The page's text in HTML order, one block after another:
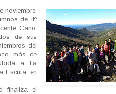
noviembre,
de 4º
Cano,
de sus
del
más de
a La
Escrita, en
finaliza el